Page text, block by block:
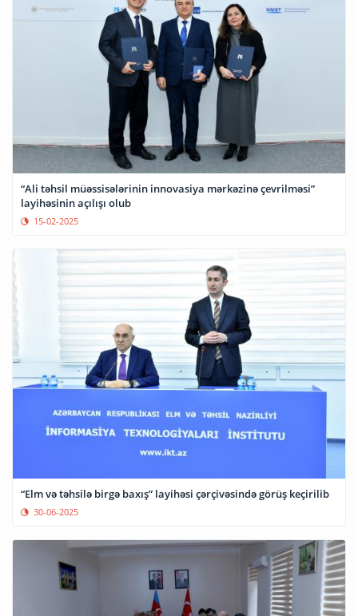
“Ali təhsil müəssisələrinin innovasiya mərkəzinə çevrilməsi”
layihəsinin açılışı olub
15-02-2025
“Elm və təhsilə birgə baxış” layihəsi çərçivəsində görüş keçirilib
30-06-2025